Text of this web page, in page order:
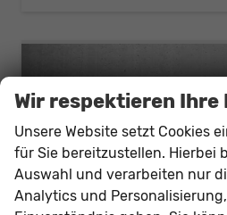
Wir respektieren
Unsere Website setzt Cookies
für Sie bereitzustellen. Hierbei
Auswahl und verarbeiten nur
Analytics und